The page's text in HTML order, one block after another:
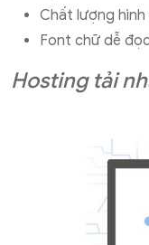
Chất lượng
Font chữ dễ
Hosting tải